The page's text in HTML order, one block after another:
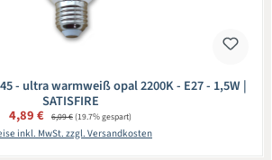
- ultra warmweiß opal 2200K - E27 - 1,5W |
SATISFIRE
Verkaufspreis:
4,89 € Regulärer Preis:
6,09 €(19.7% gespart)
inkl. MwSt. zzgl. Versandkosten